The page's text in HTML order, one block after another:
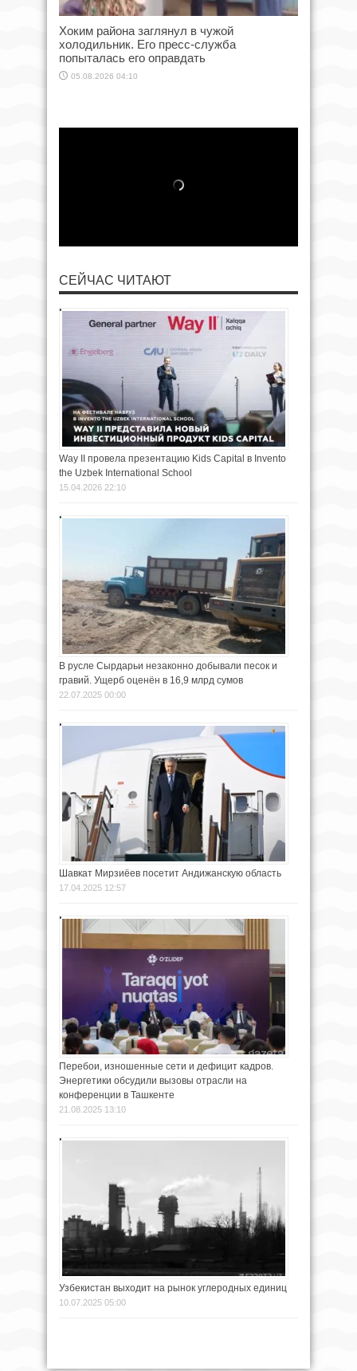
Хоким района заглянул в чужой
холодильник. Его пресс-служба
попыталась его оправдать
05.08.2026 04:10
СЕЙЧАС ЧИТАЮТ
Way II провела презентацию Kids Capital в Invento
the Uzbek International School
15.04.2026 22:10
В русле Сырдарьи незаконно добывали песок и
гравий. Ущерб оценён в 16,9 млрд сумов
22.07.2025 00:00
Шавкат Мирзиёев посетит Андижанскую область
17.04.2025 12:57
Перебои, изношенные сети и дефицит кадров.
Энергетики обсудили вызовы отрасли на
конференции в Ташкенте
21.08.2025 13:10
Узбекистан выходит на рынок углеродных единиц
10.07.2025 05:00